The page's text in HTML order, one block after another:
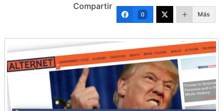
Compartir
0 Más